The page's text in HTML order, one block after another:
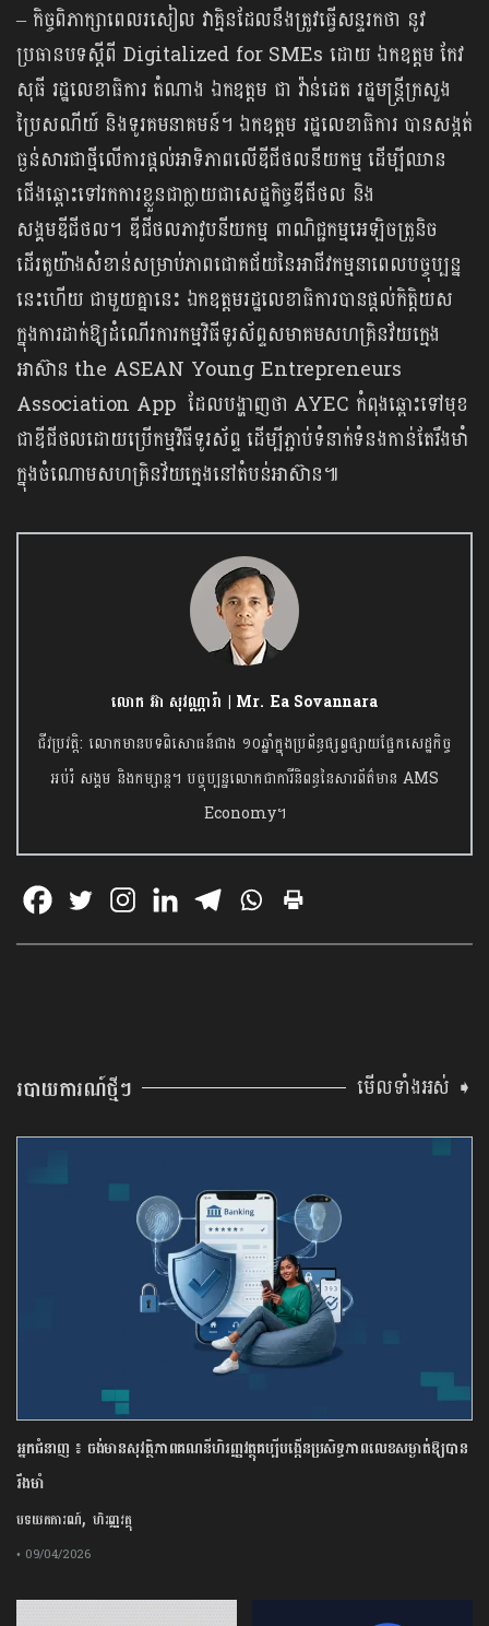
– កិច្ចពិភាក្សាពេលរសៀល វាគ្មិនដែលនឹងត្រូវធ្វើសន្ទរកថា នូវ
ប្រធានបទស្តីពី Digitalized for SMEs ដោយ ឯកឧត្តម កែវ
សុធី រដ្ឋលេខាធិការ តំណាង ឯកឧត្តម ជា វ៉ាន់ដេត រដ្ឋមន្ត្រីក្រសួង
ប្រៃសណីយ៍ និងទូរគមនាគមន៍។ ឯកឧត្តម រដ្ឋលេខាធិការ បានសង្កត់
ធ្ងន់សារជាថ្មីលើការផ្តល់អាទិភាពលើឌីជីថលនីយកម្ម ដើម្បីឈាន
ជើងឆ្ពោះទៅរកការខ្លួនជាក្លាយជាសេដ្ឋកិច្ចឌីជីថល និង
សង្គមឌីជីថល។ ឌីជីថលភាវូបនីយកម្ម ពាណិជ្ជកម្មអេឡិចត្រូនិច
ដើរតួយ៉ាងសំខាន់សម្រាប់ភាពជោគជ័យនៃអាជីវកម្មនាពេលបច្ចុប្បន្ន
នេះហើយ ជាមួយគ្នានេះ ឯកឧត្តមរដ្ឋលេខាធិការបានផ្តល់កិត្តិយស
ក្នុងការដាក់ឱ្យដំណើរការកម្មវិធីទូរស័ព្ទសមាគមសហគ្រិនវ័យក្មេង
អាស៊ាន the ASEAN Young Entrepreneurs
Association App ដែលបង្ហាញថា AYEC កំពុងឆ្ពោះទៅមុខ
ជាឌីជីថលដោយប្រើកម្មវិធីទូរស័ព្ទ ដើម្បីភ្ជាប់ទំនាក់ទំនងកាន់តែរឹងមាំ
ក្នុងចំណោមសហគ្រិនវ័យក្មេងនៅតំបន់អាស៊ាន៕
លោក អ៊ា សុវណ្ណារ៉ា | Mr. Ea Sovannara
ជីវប្រវត្តិ: លោកមានបទពិសោធន៍ជាង ១០ឆ្នាំក្នុងប្រព័ន្ធផ្សព្វផ្សាយផ្នែកសេដ្ឋកិច្ច
អប់រំ សង្គម និងកម្សាន្ត។ បច្ចុប្បន្នលោកជាការីនិពន្ធនៃសារព័ត៌មាន AMS
Economy។
របាយការណ៍ថ្មីៗ មើលទាំងអស់ ➧
អ្នកជំនាញ ៖ ចង់មានសុវត្ថិភាពគណនីហិរញ្ញវត្ថុគប្បីបង្កើនប្រសិទ្ធភាពលេខសម្ងាត់ឱ្យបាន
រឹងមាំ
បទយកការណ៍, ហិរញ្ញវត្ថុ
• 09/04/2026